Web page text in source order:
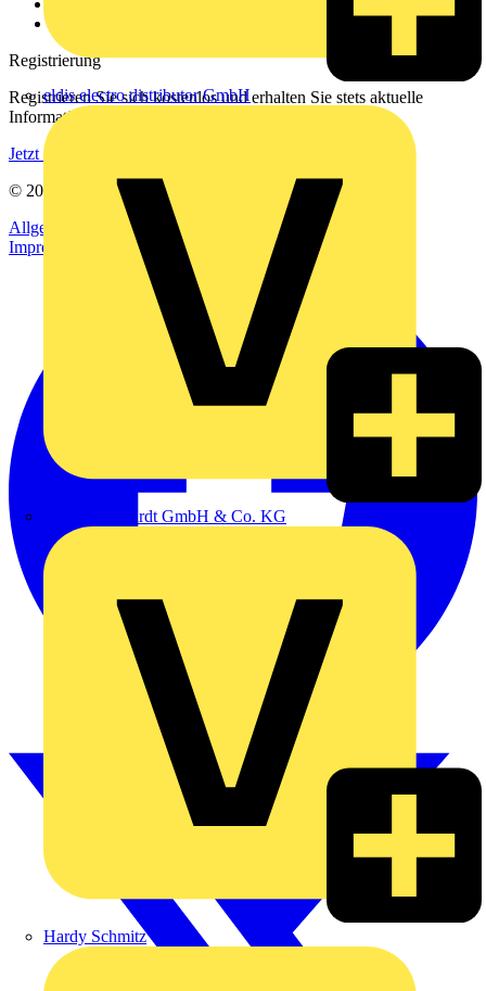
eldis electro distributor GmbH
Emil Löffelhardt GmbH & Co. KG
Hardy Schmitz
Registrierung
Registrieren Sie sich kostenlos und erhalten Sie stets aktuelle
Informationen aus der Elektroindustrie.
Jetzt registrieren
© 2002-
Voltimum
Allgemeine Geschäftsbedingungen
Datenschutzerklärung
Impressum